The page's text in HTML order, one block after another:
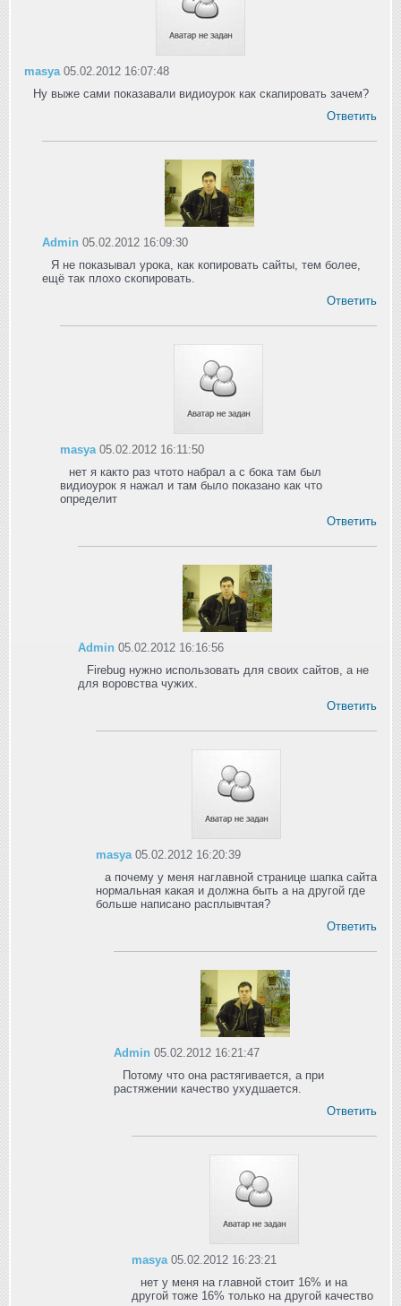
masya 05.02.2012 16:07:48
Ну выже сами показавали видиоурок как скапировать зачем?
Ответить
Admin 05.02.2012 16:09:30
Я не показывал урока, как копировать сайты, тем более,
ещё так плохо скопировать.
Ответить
masya 05.02.2012 16:11:50
нет я както раз чтото набрал а с бока там был
видиоурок я нажал и там было показано как что
определит
Ответить
Admin 05.02.2012 16:16:56
Firebug нужно использовать для своих сайтов, а не
для воровства чужих.
Ответить
masya 05.02.2012 16:20:39
а почему у меня наглавной странице шапка сайта
нормальная какая и должна быть а на другой где
больше написано расплывчтая?
Ответить
Admin 05.02.2012 16:21:47
Потому что она растягивается, а при
растяжении качество ухудшается.
Ответить
masya 05.02.2012 16:23:21
нет у меня на главной стоит 16% и на
другой тоже 16% только на другой качество